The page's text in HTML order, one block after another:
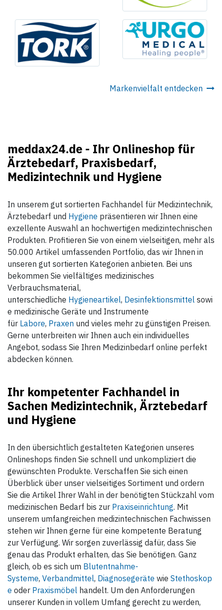
Markenvielfalt entdecken
meddax24.de - Ihr Onlineshop für
Ärztebedarf, Praxisbedarf,
Medizintechnik und Hygiene
In unserem gut sortierten Fachhandel für Medizintechnik,
Ärztebedarf und Hygiene präsentieren wir Ihnen eine
exzellente Auswahl an hochwertigen medizintechnischen
Produkten. Profitieren Sie von einem vielseitigen, mehr als
50.000 Artikel umfassenden Portfolio, das wir Ihnen in
unseren gut sortierten Kategorien anbieten. Bei uns
bekommen Sie vielfältiges medizinisches
Verbrauchsmaterial,
unterschiedliche Hygieneartikel, Desinfektionsmittel sowi
e medizinische Geräte und Instrumente
für Labore, Praxen und vieles mehr zu günstigen Preisen.
Gerne unterbreiten wir Ihnen auch ein individuelles
Angebot, sodass Sie Ihren Medizinbedarf online perfekt
abdecken können.
Ihr kompetenter Fachhandel in
Sachen Medizintechnik, Ärztebedarf
und Hygiene
In den übersichtlich gestalteten Kategorien unseres
Onlineshops finden Sie schnell und unkompliziert die
gewünschten Produkte. Verschaffen Sie sich einen
Überblick über unser vielseitiges Sortiment und ordern
Sie die Artikel Ihrer Wahl in der benötigten Stückzahl vom
medizinischen Bedarf bis zur Praxiseinrichtung. Mit
unserem umfangreichen medizintechnischen Fachwissen
stehen wir Ihnen gerne für eine kompetente Beratung
zur Verfügung. Wir sorgen zuverlässig dafür, dass Sie
genau das Produkt erhalten, das Sie benötigen. Ganz
gleich, ob es sich um Blutentnahme-
Systeme, Verbandmittel, Diagnosegeräte wie Stethoskop
e oder Praxismöbel handelt. Um den Anforderungen
unserer Kunden in vollem Umfang gerecht zu werden,